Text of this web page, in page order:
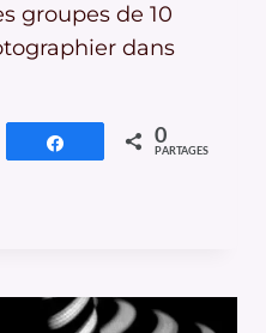
groupes de 10
dans
Partagez 0
PARTAGES